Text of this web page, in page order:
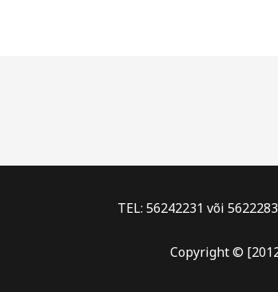
TEL: 56242231 või
Copyright ©